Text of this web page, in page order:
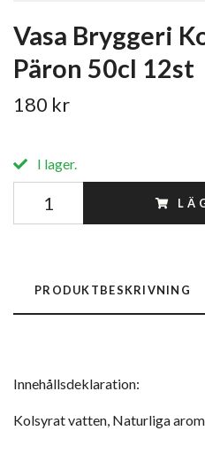
Vasa Bryggeri
Päron 50cl 12st
180 kr
I lager.
PRODUKTBESKRIVNING
Innehållsdeklaration:
Kolsyrat vatten, Naturliga